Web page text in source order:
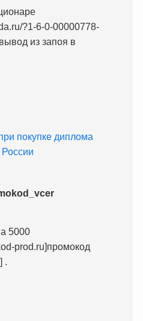
?1-6-0-00000778-
из запоя в
покупке диплома
5000
prod.ru]промокод
.